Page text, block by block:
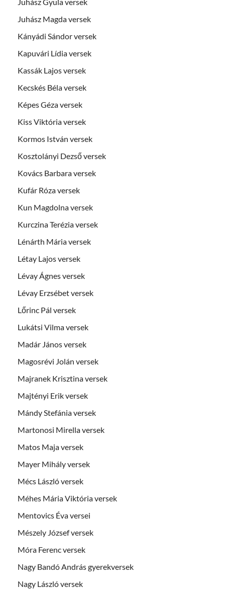
Juhász Magda versek
Kányádi Sándor versek
Kapuvári Lídia versek
Kassák Lajos versek
Kecskés Béla versek
Képes Géza versek
Kiss Viktória versek
Kormos István versek
Kosztolányi Dezső versek
Kovács Barbara versek
Kufár Róza versek
Kun Magdolna versek
Kurczina Terézia versek
Lénárth Mária versek
Létay Lajos versek
Lévay Ágnes versek
Lévay Erzsébet versek
Lőrinc Pál versek
Lukátsi Vilma versek
Madár János versek
Magosrévi Jolán versek
Majranek Krisztina versek
Majtényi Erik versek
Mándy Stefánia versek
Martonosi Mirella versek
Matos Maja versek
Mayer Mihály versek
Mécs László versek
Méhes Mária Viktória versek
Mentovics Éva versei
Mészely József versek
Móra Ferenc versek
Nagy Bandó András gyerekversek
Nagy László versek